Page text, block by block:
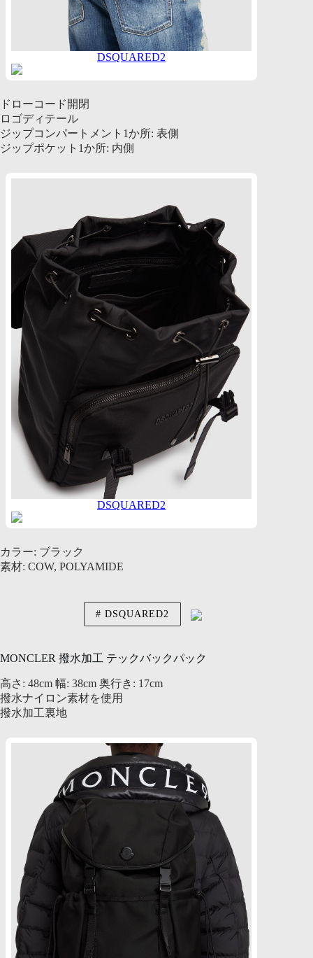
DSQUARED2
ドローコード開閉
ロゴディテール
ジップコンパートメント1か所: 表側
ジップポケット1か所: 内側
DSQUARED2
カラー: ブラック
素材: COW, POLYAMIDE
DSQUARED2
MONCLER 撥水加工 テックバックパック
高さ: 48cm 幅: 38cm 奥行き: 17cm
撥水ナイロン素材を使用
撥水加工裏地